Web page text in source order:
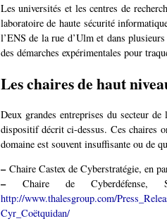
Les universités et les centres de
laboratoire de haute sécurité
l’ENS de la rue d’Ulm et dans
des démarches expérimentales pour
Les chaires de haut
Deux grandes entreprises du secteur
dispositif décrit ci-dessus. Ces chaires
domaine est souvent insuffisante ou de
–Chaire Castex de Cyberstratégie, en
–Chaire de Cyberdéfense,
http://www.thalesgroup.com/
Cyr_Coëtquidan/